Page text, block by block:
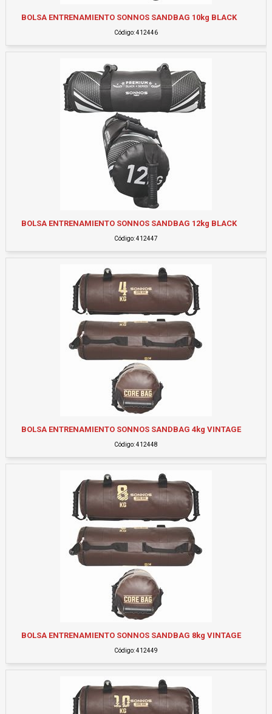
BOLSA ENTRENAMIENTO SONNOS SANDBAG 10kg BLACK
Código: 412446
BOLSA ENTRENAMIENTO SONNOS SANDBAG 12kg BLACK
Código: 412447
BOLSA ENTRENAMIENTO SONNOS SANDBAG 4kg VINTAGE
Código: 412448
BOLSA ENTRENAMIENTO SONNOS SANDBAG 8kg VINTAGE
Código: 412449